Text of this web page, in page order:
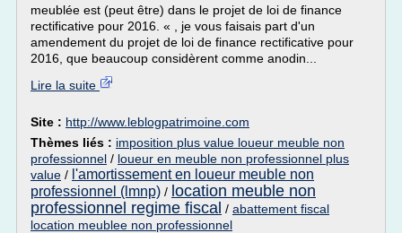
meublée est (peut être) dans le projet de loi de finance
rectificative pour 2016. « , je vous faisais part d'un
amendement du projet de loi de finance rectificative pour
2016, que beaucoup considèrent comme anodin...
Lire la suite
Site : http://www.leblogpatrimoine.com
Thèmes liés : imposition plus value loueur meuble non
professionnel / loueur en meuble non professionnel plus
value / l'amortissement en loueur meuble non
professionnel (lmnp) / location meuble non
professionnel regime fiscal / abattement fiscal
location meublee non professionnel